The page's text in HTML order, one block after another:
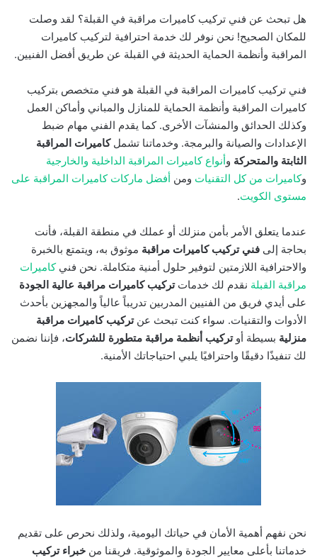
هل تبحث عن فني تركيب كاميرات مراقبة في القبلة؟ لقد وصلت
للمكان الصحيح! نحن نوفر لك خدمة احترافية لتركيب كاميرات
المراقبة وأنظمة الحماية الحديثة في القبلة عن طريق أفضل الفنيين.
فني تركيب كاميرات المراقبة في القبلة هو فني متخصص بتركيب
كاميرات المراقبة وأنظمة الحماية للمنازل والمباني وأماكن العمل
وكذلك الحدائق والمنشآت الأخرى. كما يقدم الفني مهام ضبط
الإعدادات والصيانة والبرمجة. وخدماتنا تشملكاميرات المراقبة
الثابتة والمتحركة وأنواع كاميرات المراقبة الداخلية والخارجية
وكاميرات من كل التقنيات ومن أفضل ماركات كاميرات المراقبة على
مستوى الكويت.
عندما يتعلق الأمر بأمن منزلك أو عملك في منطقة القبلة، فأنت
بحاجة إلى فني تركيب كاميرات مراقبة موثوق به، ويتمتع بالخبرة
والاحترافية اللازمتين لتوفير حلول أمنية متكاملة. نحن فنيكاميرات
مراقبة القبلة نقدم لك خدماتتركيب كاميرات مراقبة عالية الجودة
على أيدي فريق من الفنيين المدربين تدريباً عالياً والمجهزين بأحدث
الأدوات والتقنيات. سواء كنت تبحث عنتركيب كاميرات مراقبة
منزلية بسيطة أوتركيب أنظمة مراقبة متطورة للشركات، فإننا نضمن
لك تنفيذًا دقيقًا واحترافيًا يلبي احتياجاتك الأمنية.
نحن نفهم أهمية الأمان في حياتك اليومية، ولذلك نحرص على تقديم
خدماتنا بأعلى معايير الجودة والموثوقية. فريقنا من خبراء تركيب